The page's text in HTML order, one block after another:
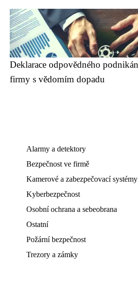
Deklarace odpovědného
firmy s vědomím dopadu
Alarmy a detektory
Bezpečnost ve firmě
Kamerové a zabezpečovací systémy
Kyberbezpečnost
Osobní ochrana a sebeobrana
Ostatní
Požární bezpečnost
Trezory a zámky